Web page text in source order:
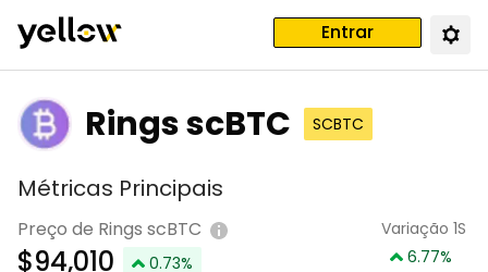
Entrar
Rings scBTC SCBTC
Métricas Principais
Preço de Rings scBTC
$94,010 0.73%
Variação 1S
6.77%